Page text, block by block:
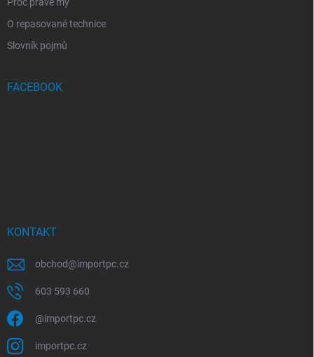
O repasované technice
Slovník pojmů
FACEBOOK
KONTAKT
obchod@importpc.cz
603 593 660
@importpc.cz
importpc.cz